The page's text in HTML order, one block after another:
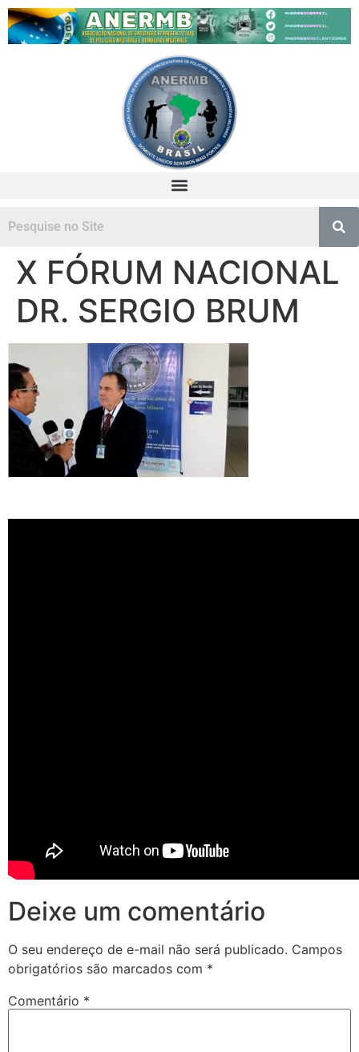
X FÓRUM NACIONAL
DR. SERGIO BRUM
Deixe um comentário
O seu endereço de e-mail não será publicado. Campos
obrigatórios são marcados com *
Comentário *